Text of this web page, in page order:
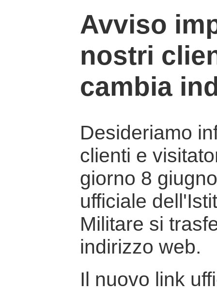
Avviso
nostri
cambia
Desideriamo
clienti e
giorno 8
ufficiale
Militare si
indirizzo web.
Il nuovo link